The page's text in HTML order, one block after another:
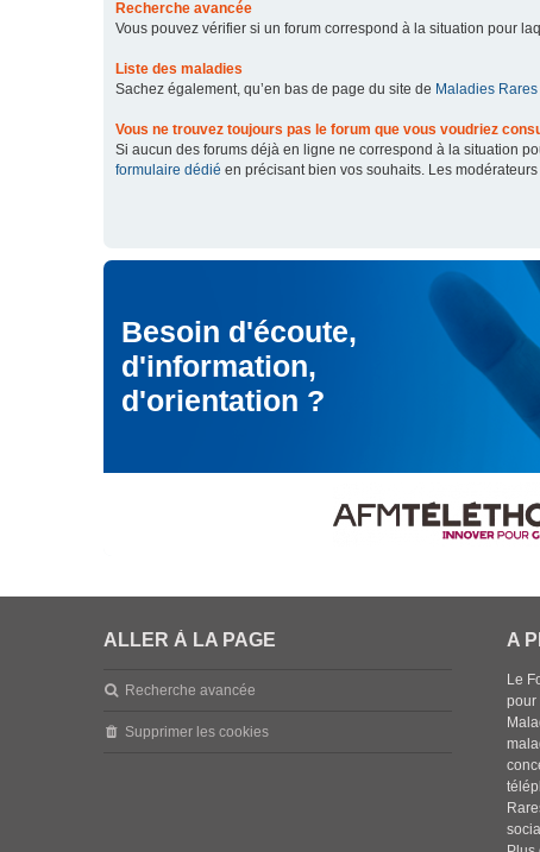
Recherche avancée
Vous pouvez vérifier si un forum correspond à la situation pour
Liste des maladies
Sachez également, qu’en bas de page du site de Maladies
Vous ne trouvez toujours pas le forum que vous voudriez
Si aucun des forums déjà en ligne ne correspond à la situation
formulaire dédié en précisant bien vos souhaits. Les
Besoin d'écoute,
d'information,
d'orientation ?
ALLER À LA PAGE
Recherche avancée
Supprimer les cookies
A
Le
pour